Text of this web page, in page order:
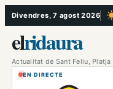
Vés
al
contingut
Divendres, 7 agost 2026 ,
elridaura
Actualitat de Sant Feliu, Platja
EN DIRECTE